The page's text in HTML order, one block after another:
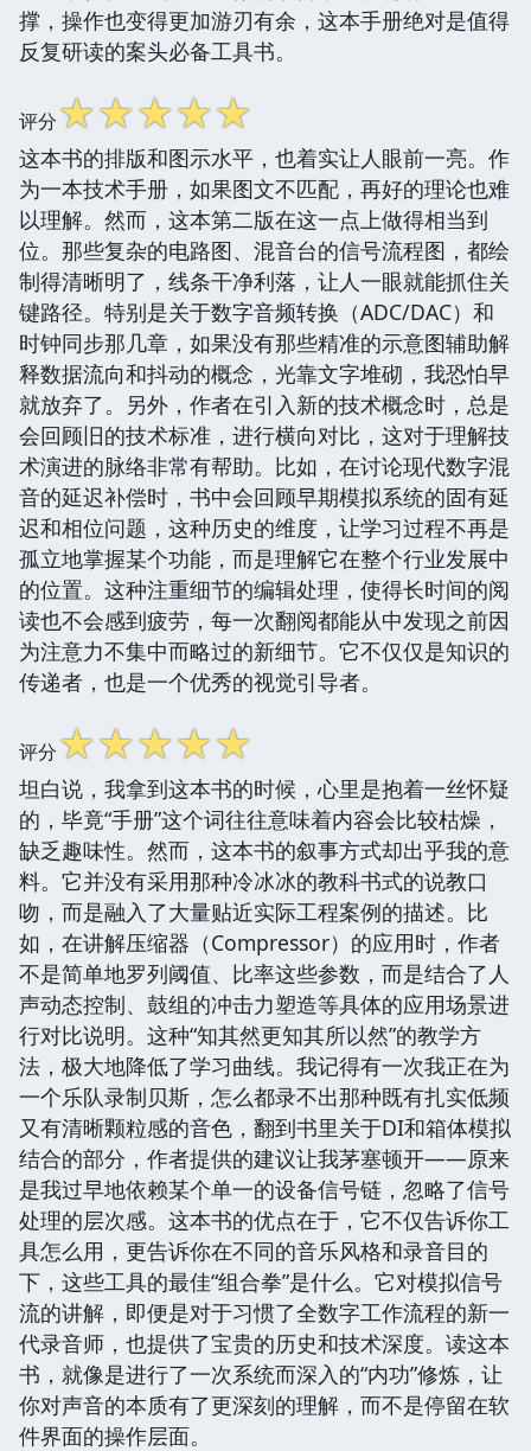
撑，操作也变得更加游刃有余，这本手册绝对是值得
反复研读的案头必备工具书。
评分☆☆☆☆☆
这本书的排版和图示水平，也着实让人眼前一亮。作
为一本技术手册，如果图文不匹配，再好的理论也难
以理解。然而，这本第二版在这一点上做得相当到
位。那些复杂的电路图、混音台的信号流程图，都绘
制得清晰明了，线条干净利落，让人一眼就能抓住关
键路径。特别是关于数字音频转换（ADC/DAC）和
时钟同步那几章，如果没有那些精准的示意图辅助解
释数据流向和抖动的概念，光靠文字堆砌，我恐怕早
就放弃了。另外，作者在引入新的技术概念时，总是
会回顾旧的技术标准，进行横向对比，这对于理解技
术演进的脉络非常有帮助。比如，在讨论现代数字混
音的延迟补偿时，书中会回顾早期模拟系统的固有延
迟和相位问题，这种历史的维度，让学习过程不再是
孤立地掌握某个功能，而是理解它在整个行业发展中
的位置。这种注重细节的编辑处理，使得长时间的阅
读也不会感到疲劳，每一次翻阅都能从中发现之前因
为注意力不集中而略过的新细节。它不仅仅是知识的
传递者，也是一个优秀的视觉引导者。
评分☆☆☆☆☆
坦白说，我拿到这本书的时候，心里是抱着一丝怀疑
的，毕竟“手册”这个词往往意味着内容会比较枯燥，
缺乏趣味性。然而，这本书的叙事方式却出乎我的意
料。它并没有采用那种冷冰冰的教科书式的说教口
吻，而是融入了大量贴近实际工程案例的描述。比
如，在讲解压缩器（Compressor）的应用时，作者
不是简单地罗列阈值、比率这些参数，而是结合了人
声动态控制、鼓组的冲击力塑造等具体的应用场景进
行对比说明。这种“知其然更知其所以然”的教学方
法，极大地降低了学习曲线。我记得有一次我正在为
一个乐队录制贝斯，怎么都录不出那种既有扎实低频
又有清晰颗粒感的音色，翻到书里关于DI和箱体模拟
结合的部分，作者提供的建议让我茅塞顿开——原来
是我过早地依赖某个单一的设备信号链，忽略了信号
处理的层次感。这本书的优点在于，它不仅告诉你工
具怎么用，更告诉你在不同的音乐风格和录音目的
下，这些工具的最佳“组合拳”是什么。它对模拟信号
流的讲解，即便是对于习惯了全数字工作流程的新一
代录音师，也提供了宝贵的历史和技术深度。读这本
书，就像是进行了一次系统而深入的“内功”修炼，让
你对声音的本质有了更深刻的理解，而不是停留在软
件界面的操作层面。